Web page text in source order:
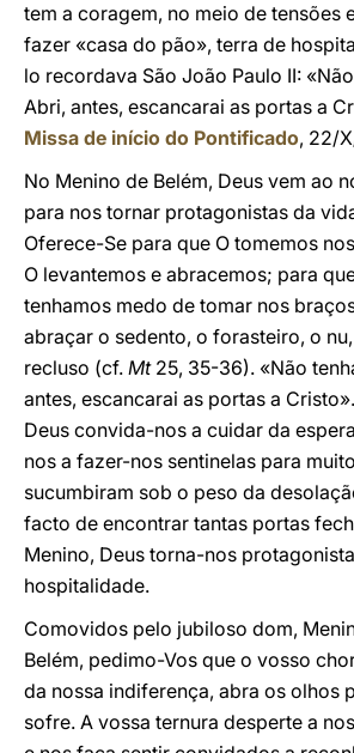
tem a coragem, no meio de tensões
fazer «casa do pão», terra de
lo recordava São João Paulo II:
Abri, antes, escancarai as portas a
Missa de início do Pontificado, 22/
No Menino de Belém, Deus vem ao
para nos tornar protagonistas da
Oferece-Se para que O tomemos
O levantemos e abracemos; para
tenhamos medo de tomar nos
abraçar o sedento, o forasteiro, o
recluso (cf. Mt25, 35-36). «Não
antes, escancarai as portas a
Deus convida-nos a cuidar da
nos a fazer-nos sentinelas para
sucumbiram sob o peso da
facto de encontrar tantas portas
Menino, Deus torna-nos
hospitalidade.
Comovidos pelo jubiloso dom,
Belém, pedimo-Vos que o vosso
da nossa indiferença, abra os olhos
sofre. A vossa ternura desperte a